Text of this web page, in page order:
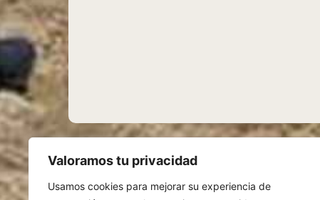
Valoramos tu privacidad
Usamos cookies para mejorar su experiencia de